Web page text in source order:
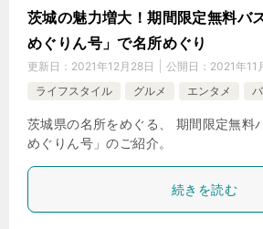
茨城の魅力増大！期間限定無料バ
めぐりん号」で名所めぐり
更新日： 2021年12月28日 公開日： 2021年11
ライフスタイル
グルメ エンタメ
茨城県の名所をめぐる、 期間限定無料
めぐりん号」のご紹介。
続きを読む